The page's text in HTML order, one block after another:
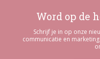
Word op de
Schrijf je in op onze
communicatie en